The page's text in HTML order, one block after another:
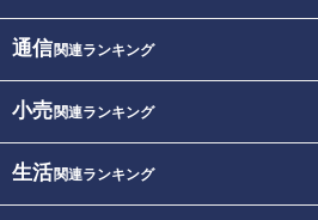
通信関連ランキング
小売関連ランキング
生活関連ランキング